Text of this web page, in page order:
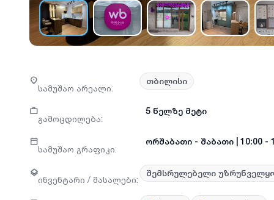
სამუშაო არეალი:
თბილისი
გამოცდილება:
5 წელზე მეტი
სამუშაო გრაფიკი:
ორშაბათი - შაბათი 10:00 -
ინვენტარი / მასალები:
შემსრულებელი